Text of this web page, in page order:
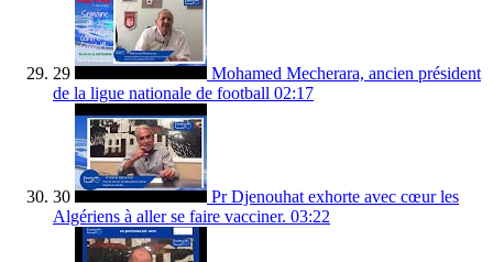
29
Mohamed Mecherara, ancien président
de la ligue nationale de football 02:17
30
Pr Djenouhat exhorte avec cœur les
Algériens à aller se faire vacciner. 03:22